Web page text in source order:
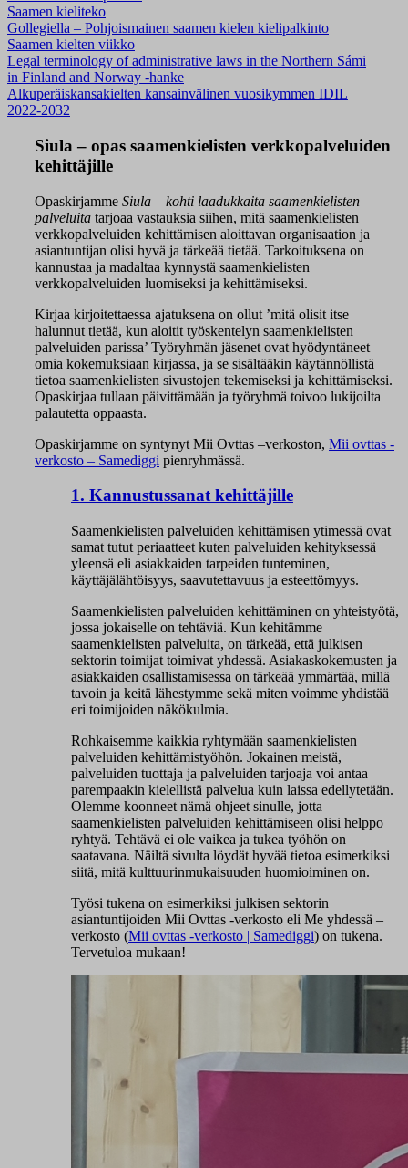
Saamen kieliteko
Gollegiella – Pohjoismainen saamen kielen kielipalkinto
Saamen kielten viikko
Legal terminology of administrative laws in the Northern Sámi
in Finland and Norway -hanke
Alkuperäiskansakielten kansainvälinen vuosikymmen IDIL
2022-2032
Siula – opas saamenkielisten verkkopalveluiden
kehittäjille
Opaskirjamme Siula – kohti laadukkaita saamenkielisten
palveluita tarjoaa vastauksia siihen, mitä saamenkielisten
verkkopalveluiden kehittämisen aloittavan organisaation ja
asiantuntijan olisi hyvä ja tärkeää tietää. Tarkoituksena on
kannustaa ja madaltaa kynnystä saamenkielisten
verkkopalveluiden luomiseksi ja kehittämiseksi.
Kirjaa kirjoitettaessa ajatuksena on ollut ’mitä olisit itse
halunnut tietää, kun aloitit työskentelyn saamenkielisten
palveluiden parissa’ Työryhmän jäsenet ovat hyödyntäneet
omia kokemuksiaan kirjassa, ja se sisältääkin käytännöllistä
tietoa saamenkielisten sivustojen tekemiseksi ja kehittämiseksi.
Opaskirjaa tullaan päivittämään ja työryhmä toivoo lukijoilta
palautetta oppaasta.
Opaskirjamme on syntynyt Mii Ovttas –verkoston, Mii ovttas -
verkosto – Samediggi pienryhmässä.
1. Kannustussanat kehittäjille
Saamenkielisten palveluiden kehittämisen ytimessä ovat
samat tutut periaatteet kuten palveluiden kehityksessä
yleensä eli asiakkaiden tarpeiden tunteminen,
käyttäjälähtöisyys, saavutettavuus ja esteettömyys.
Saamenkielisten palveluiden kehittäminen on yhteistyötä,
jossa jokaiselle on tehtäviä. Kun kehitämme
saamenkielisten palveluita, on tärkeää, että julkisen
sektorin toimijat toimivat yhdessä. Asiakaskokemusten ja
asiakkaiden osallistamisessa on tärkeää ymmärtää, millä
tavoin ja keitä lähestymme sekä miten voimme yhdistää
eri toimijoiden näkökulmia.
Rohkaisemme kaikkia ryhtymään saamenkielisten
palveluiden kehittämistyöhön. Jokainen meistä,
palveluiden tuottaja ja palveluiden tarjoaja voi antaa
parempaakin kielellistä palvelua kuin laissa edellytetään.
Olemme koonneet nämä ohjeet sinulle, jotta
saamenkielisten palveluiden kehittämiseen olisi helppo
ryhtyä. Tehtävä ei ole vaikea ja tukea työhön on
saatavana. Näiltä sivulta löydät hyvää tietoa esimerkiksi
siitä, mitä kulttuurinmukaisuuden huomioiminen on.
Työsi tukena on esimerkiksi julkisen sektorin
asiantuntijoiden Mii Ovttas -verkosto eli Me yhdessä –
verkosto (Mii ovttas -verkosto | Samediggi) on tukena.
Tervetuloa mukaan!